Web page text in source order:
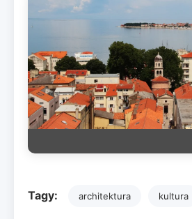
Tagy: architektura kultura